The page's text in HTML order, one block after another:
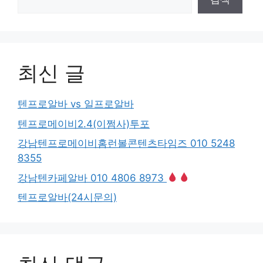
최신 글
텐프로알바 vs 일프로알바
텐프로메이비2.4(이쩜사)투포
강남텐프로메이비홈런볼콘텐츠타임즈 010 5248
8355
강남텐카페알바 010 4806 8973
텐프로알바(24시문의)